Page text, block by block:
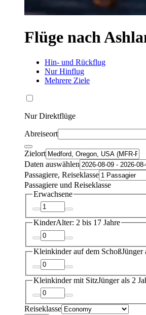
Flüge nach
Hin- und Rückflug
Nur Hinflug
Mehrere Ziele
Nur Direktflüge
Abreiseort
Zielort
Daten auswählen
Passagiere, Reiseklasse
Passagiere und Reiseklasse
Erwachsene
KinderAlter: 2 bis 17 Jahre
Kleinkinder auf dem SchoßJünger
Kleinkinder mit SitzJünger als 2
Reiseklasse